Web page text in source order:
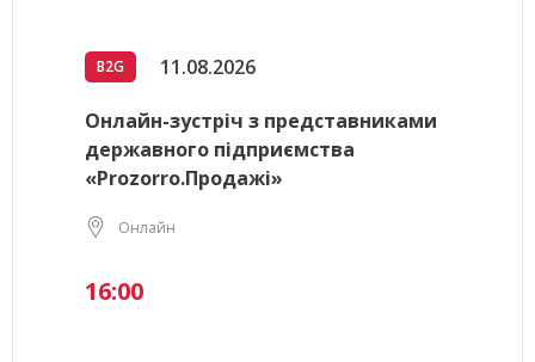
B2G 11.08.2026
Онлайн-зустріч з представниками
державного підприємства
«Prozorro.Продажі»
Онлайн
16:00